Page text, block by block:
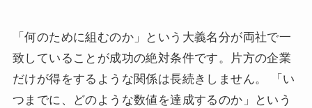
「何のために組むのか」という大義名分が両社で一
致していることが成功の絶対条件です。片方の企業
だけが得をするような関係は長続きしません。 「い
つまでに、どのような数値を達成するのか」という